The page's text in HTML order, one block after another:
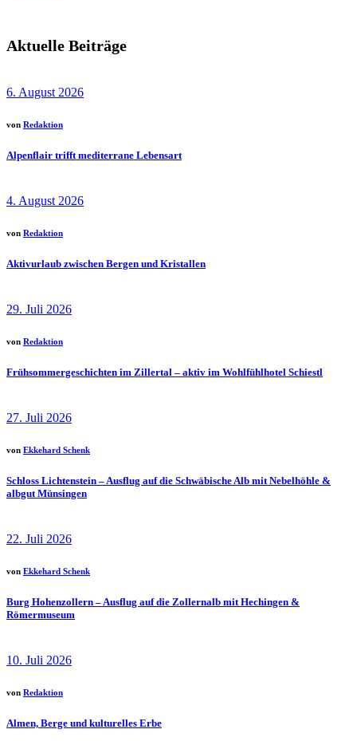
Aktuelle Beiträge
6. August 2026
von Redaktion
Alpenflair trifft mediterrane Lebensart
4. August 2026
von Redaktion
Aktivurlaub zwischen Bergen und Kristallen
29. Juli 2026
von Redaktion
Frühsommergeschichten im Zillertal – aktiv im Wohlfühlhotel Schiestl
27. Juli 2026
von Ekkehard Schenk
Schloss Lichtenstein – Ausflug auf die Schwäbische Alb mit Nebelhöhle &
albgut Münsingen
22. Juli 2026
von Ekkehard Schenk
Burg Hohenzollern – Ausflug auf die Zollernalb mit Hechingen &
Römermuseum
10. Juli 2026
von Redaktion
Almen, Berge und kulturelles Erbe